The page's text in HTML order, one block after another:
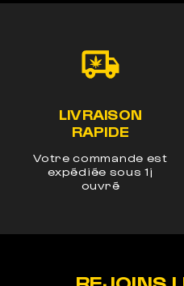
LIVRAISON
RAPIDE
Votre commande est
expédiée sous 1j
ouvré